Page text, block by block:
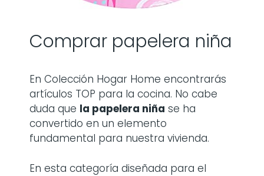
Comprar papelera niña
En Colección Hogar Home encontrarás
artículos TOP para la cocina. No cabe
duda que la papelera niña se ha
convertido en un elemento
fundamental para nuestra vivienda.
En esta categoría diseñada para el